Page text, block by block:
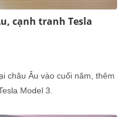
cạnh tranh Tesla
châu Âu vào cuối năm, thêm
Model 3.